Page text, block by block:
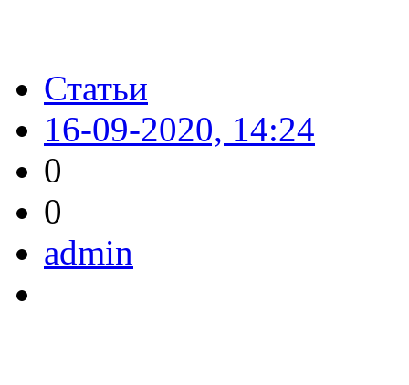
Статьи
16-09-2020, 14:24
0
0
admin